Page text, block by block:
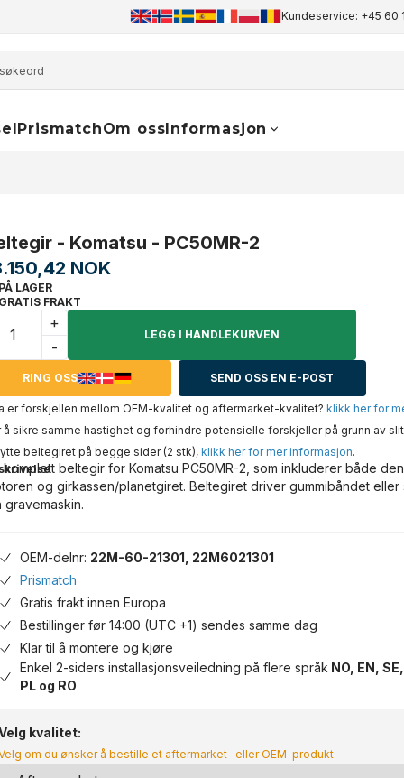
+45 60 17 81 50 info@finaldrive-trackmotors.com
Kundeservice: +45 60
PrismatchOm ossInformasjon
- Komatsu - PC50MR-2
NOK
PÅ LAGER
GRATIS FRAKT
+
-
LEGG I HANDLEKURVEN
RING OSS SEND OSS EN E-POST
er forskjellen mellom OEM-kvalitet og aftermarket-kvalitet? klikk her for
å sikre samme hastighet og forhindre potensielle forskjeller på grunn av
beltegiret på begge sider (2 stk),klikk her for mer informasjon.
komplett beltegir for Komatsu PC50MR-2, som inkluderer både
og girkassen/planetgiret. Beltegiret driver gummibåndet eller
gravemaskin.
OEM-delnr: 22M-60-21301, 22M6021301
Prismatch
Gratis frakt innen Europa
Bestillinger før 14:00 (UTC +1) sendes samme dag
Klar til å montere og kjøre
Enkel 2-siders installasjonsveiledning på flere språk NO, EN,
PL og RO
kvalitet:
om du ønsker å bestille et aftermarket- eller OEM-produkt